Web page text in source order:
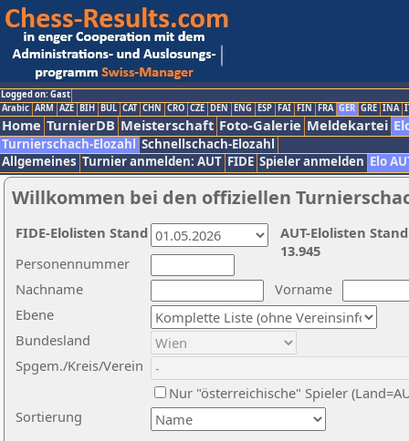
Logged on: Gast
Arabic ARM AZE BIH BUL CAT CHN CRO CZE DEN ENG ESP FAI FIN FRA GER GRE INA
Home TurnierDB Meisterschaft Foto-Galerie Meldekartei
Turnierschach-Elozahl Schnellschach-Elozahl
Allgemeines Turnier anmelden: AUT FIDE Spieler anmelden Elo
Willkommen bei den offiziellen
Nachname
Vorname
Ebene
Sortierung
Personennummer
Bundesland
Spgem./Kreis/Verein
Nur "österreichische" Spieler
AUT-Elolisten
13.945
FIDE-Elolisten Stand